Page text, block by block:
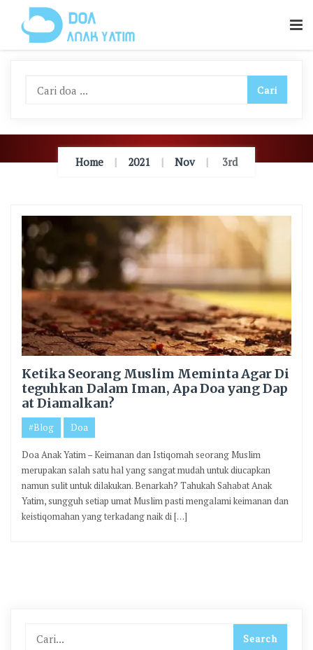
Content
Home 2021 Nov 3rd
Ketika Seorang Muslim Meminta Agar Di
teguhkan Dalam Iman, Apa Doa yang Dap
at Diamalkan?
#Blog Doa
Doa Anak Yatim – Keimanan dan Istiqomah seorang Muslim
merupakan salah satu hal yang sangat mudah untuk diucapkan
namun sulit untuk dilakukan. Benarkah? Tahukah Sahabat Anak
Yatim, sungguh setiap umat Muslim pasti mengalami keimanan dan
keistiqomahan yang terkadang naik di […]